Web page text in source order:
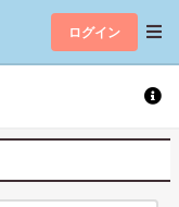
ログイン